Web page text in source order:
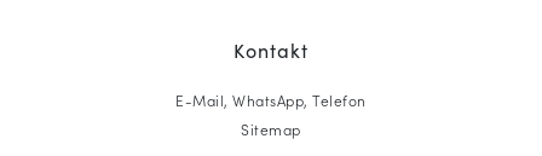
Kontakt
E-Mail, WhatsApp, Telefon
Sitemap